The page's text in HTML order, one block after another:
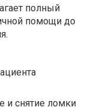
полный
помощи до
и снятие ломки